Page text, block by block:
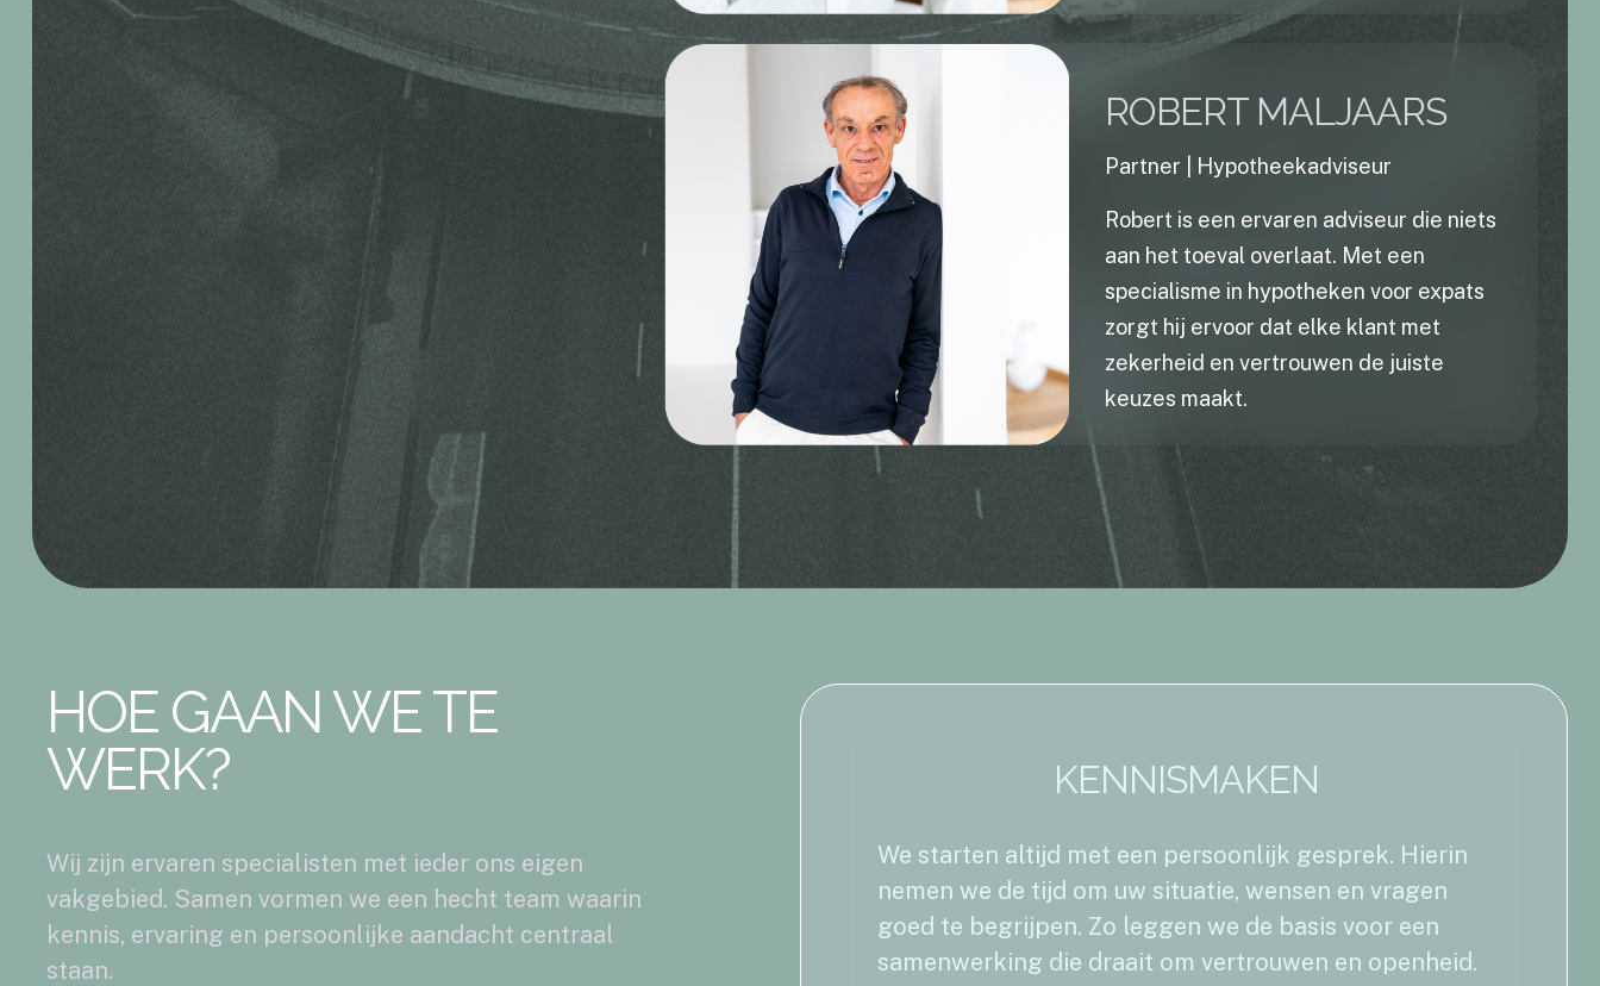
ROBERT MALJAARS
Partner | Hypotheekadviseur
Robert is een ervaren adviseur die niets
aan het toeval overlaat. Met een
specialisme in hypotheken voor expats
zorgt hij ervoor dat elke klant met
zekerheid en vertrouwen de juiste
keuzes maakt.
HOE GAAN WE TE
WERK?
Wij zijn ervaren specialisten met ieder ons eigen
vakgebied. Samen vormen we een hecht team waarin
kennis, ervaring en persoonlijke aandacht centraal
staan.
KENNISMAKEN
We starten altijd met een persoonlijk gesprek. Hierin
nemen we de tijd om uw situatie, wensen en vragen
goed te begrijpen. Zo leggen we de basis voor een
samenwerking die draait om vertrouwen en openheid.